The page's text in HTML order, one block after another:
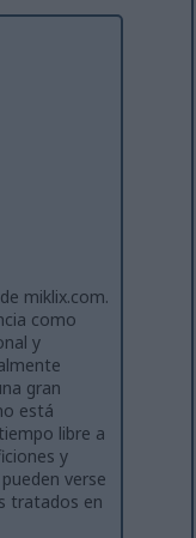
miklix.com.
como
y
gran
está
libre a
y
verse
tratados en